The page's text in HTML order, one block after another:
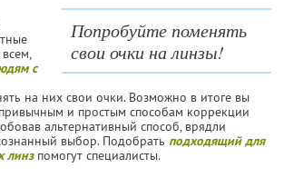
Попробуйте поменять
свои очки на линзы!
с
на них свои очки. Возможно в итоге вы
и простым способам коррекции
альтернативный способ, врядли
выбор. Подобрать подходящий для
линзпомогут специалисты.